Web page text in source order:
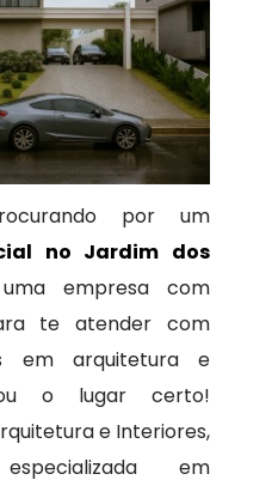
por um
no Jardim dos
empresa com
te atender com
em arquitetura e
o lugar certo!
e Interiores,
em